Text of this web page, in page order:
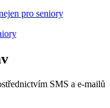
pro seniory
SMS a e-mailů